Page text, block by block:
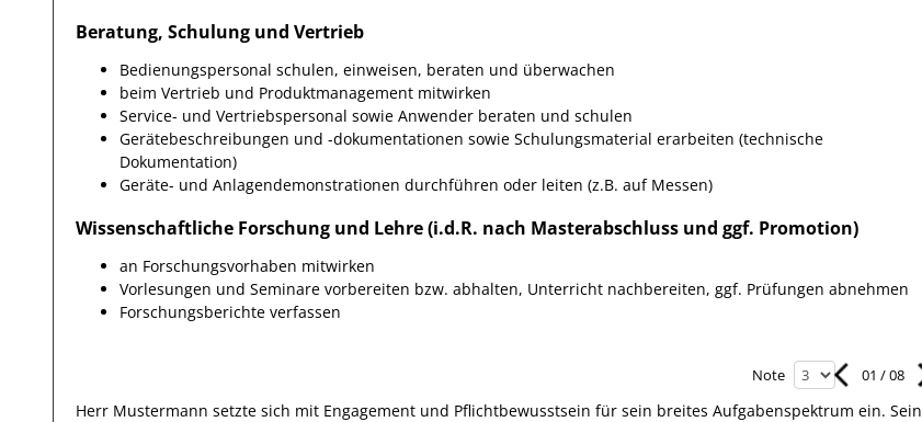
Beratung, Schulung und Vertrieb
Bedienungspersonal schulen, einweisen, beraten und überwachen
beim Vertrieb und Produktmanagement mitwirken
Service- und Vertriebspersonal sowie Anwender beraten und schulen
Gerätebeschreibungen und -dokumentationen sowie Schulungsmaterial erarbeiten (technische
Dokumentation)
Geräte- und Anlagendemonstrationen durchführen oder leiten (z.B. auf Messen)
Wissenschaftliche Forschung und Lehre (i.d.R. nach Masterabschluss und ggf. Promotion)
an Forschungsvorhaben mitwirken
Vorlesungen und Seminare vorbereiten bzw. abhalten, Unterricht nachbereiten, ggf. Prüfungen abnehmen
Forschungsberichte verfassen
Note 01 /08
Herr Mustermann setzte sich mit Engagement und Pflichtbewusstsein für sein breites Aufgabenspektrum ein. Sein